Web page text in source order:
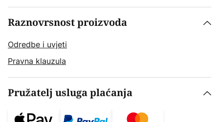
Raznovrsnost proizvoda
Odredbe i uvjeti
Pravna klauzula
Pružatelj usluga plaćanja